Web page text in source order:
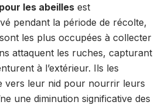
les abeilles est
pendant la période de récolte,
les plus occupées à collecter
attaquent les ruches, capturant
à l’extérieur. Ils les
vers leur nid pour nourrir leurs
une diminution significative des